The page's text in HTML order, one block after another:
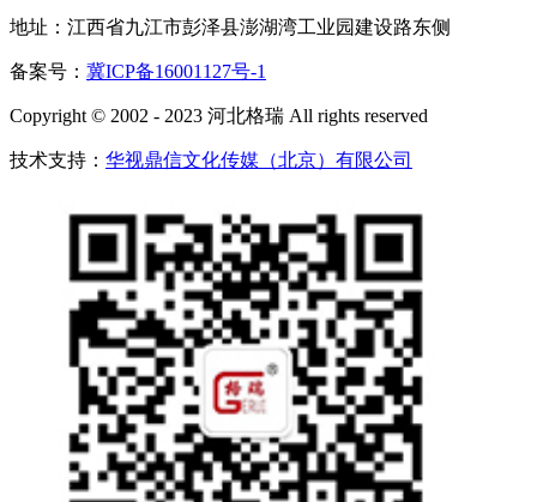
地址：江西省九江市彭泽县澎湖湾工业园建设路东侧
备案号： 冀ICP备16001127号-1
Copyright © 2002 - 2023 河北格瑞 All rights reserved
技术支持： 华视鼎信文化传媒（北京）有限公司